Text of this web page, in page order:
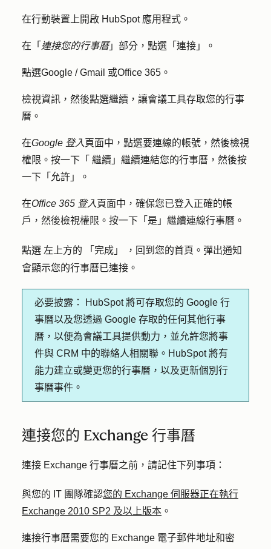
在行動裝置上開啟 HubSpot 應用程式。
在「 連接您的行事曆」部分，點選「 連接」 。
點選Google / Gmail 或Office 365 。
檢視資訊，然後點選繼續 ，讓會議工具存取您的行事
曆。
在Google 登入 頁面中，點選要連線的帳號 ，然後檢視
權限。按一下「 繼續」繼續連結您的行事曆，然後按
一下「 允許 」。
在Office 365 登入 頁面中，確保您已登入正確的帳
戶，然後檢視權限。按一下「 是 」 繼續連線行事曆。
點選 左上方的 「完成」
，回到您的首頁。彈出通知
會顯示您的行事曆已連接。
必要披露：
HubSpot 將可存取您的 Google 行
事曆以及您透過 Google 存取的任何其他行事
曆，以便為會議工具提供動力，並允許您將事
件與 CRM 中的聯絡人相關聯。HubSpot 將有
能力建立或變更您的行事曆，以及更新個別行
事曆事件。
連接您的 Exchange 行事曆
連接 Exchange 行事曆之前，請記住下列事項：
與您的 IT 團隊確認您的 Exchange 伺服器正在執行
Exchange 2010 SP2 及以上版本 。
連接行事曆需要您的 Exchange 電子郵件地址和密